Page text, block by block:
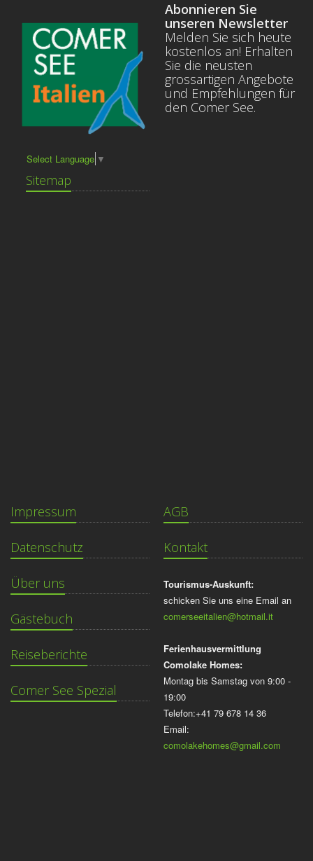
Select Language ▼
Sitemap
Abonnieren Sie
unseren Newsletter
Melden Sie sich heute
kostenlos an! Erhalten
Sie die neusten
grossartigen Angebote
und Empfehlungen für
den Comer See.
Impressum
Datenschutz
Über uns
Gästebuch
Reiseberichte
Comer See Spezial
AGB
Kontakt
Tourismus-Auskunft:
schicken Sie uns eine Email an
comerseeitalien@hotmail.it
Ferienhausvermittlung
Comolake Homes:
Montag bis Samstag von 9:00 -
19:00
Telefon:+41 79 678 14 36
Email:
comolakehomes@gmail.com